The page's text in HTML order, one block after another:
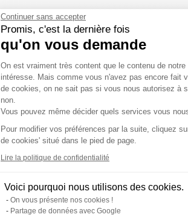
Continuer sans accepter
Promis, c'est la dernière fois
qu'on vous demande
Plateforme de Gestion du
On est vraiment très content que le contenu de notre
intéresse. Mais comme vous n'avez pas encore fait
de cookies, on ne sait pas si vous nous autorisez à
non.
Vous pouvez même décider quels services vous
Pour modifier vos préférences par la suite, cliquez
de cookies' situé dans le pied de page.
Lire la politique de confidentialité
Voici pourquoi nous utilisons des cookies.
On vous présente nos cookies !
Partage de données avec Google
Axeptio consent